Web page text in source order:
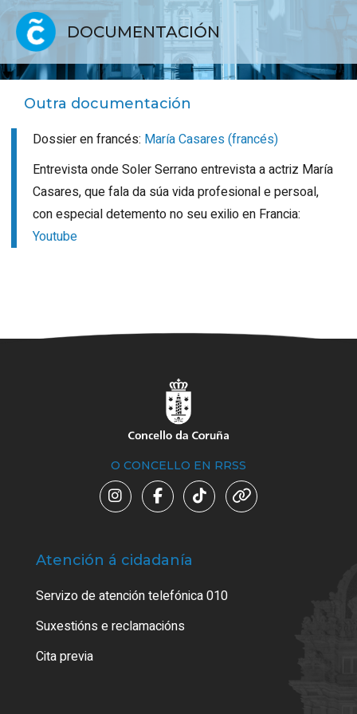
DOCUMENTACIÓN
Outra documentación
Dossier en francés: María Casares (francés)
Entrevista onde Soler Serrano entrevista a actriz María
Casares, que fala da súa vida profesional e persoal,
con especial detemento no seu exilio en Francia:
Youtube
O CONCELLO EN RRSS
Atención á cidadanía
Servizo de atención telefónica 010
Suxestións e reclamacións
Cita previa